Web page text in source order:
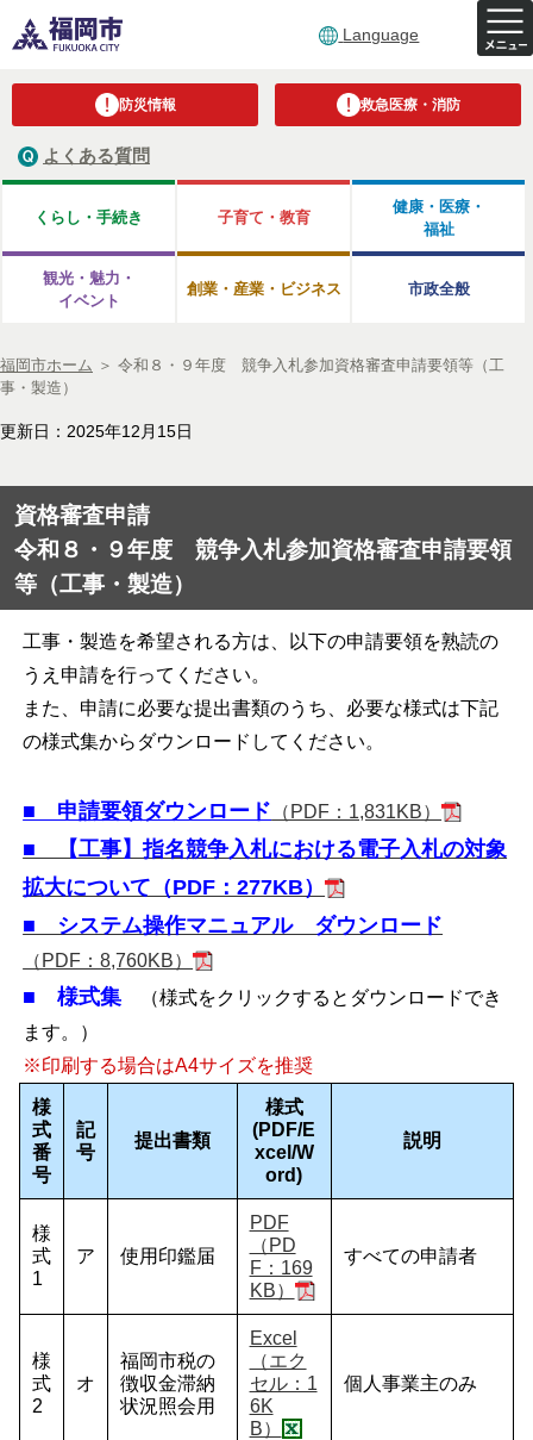
Language
防災情報 救急医療・消防
よくある質問
くらし・手続き 子育て・教育
健康・医療・
福祉
観光・魅力・
イベント
創業・産業・ビジネス 市政全般
福岡市ホーム ＞ 令和８・９年度 競争入札参加資格審査申請要領等（工
事・製造）
更新日：2025年12月15日
資格審査申請
令和８・９年度 競争入札参加資格審査申請要領
等（工事・製造）
工事・製造を希望される方は、以下の申請要領を熟読の
うえ申請を行ってください。
また、申請に必要な提出書類のうち、必要な様式は下記
の様式集からダウンロードしてください。
■ 申請要領ダウンロード （PDF：1,831KB）
■ 【工事】指名競争入札における電子入札の対象
拡大について（PDF：277KB）
■ システム操作マニュアル ダウンロード
（PDF：8,760KB）
■ 様式集 （様式をクリックするとダウンロードでき
ます。）
※印刷する場合はA4サイズを推奨
様
式
番
号
記
号
提出書類
様式
(PDF/E
xcel/W
ord)
説明
様
式
1
ア 使用印鑑届
PDF
（PD
F：169
KB）
すべての申請者
様
式
2
オ
福岡市税の
徴収金滞納
状況照会用
Excel
（エク
セル：1
6K
B）
個人事業主のみ